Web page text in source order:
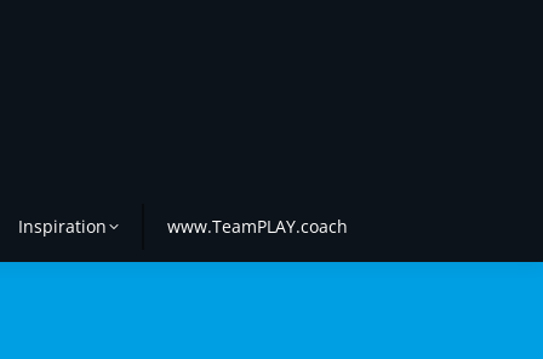
Inspiration www.TeamPLAY.coach